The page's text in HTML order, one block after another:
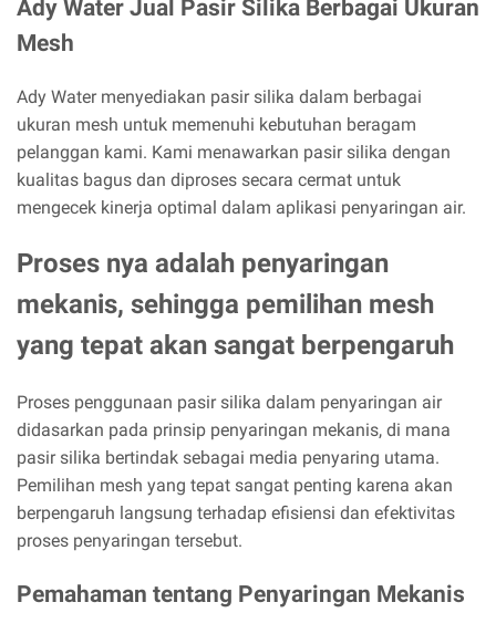
Ady Water Jual Pasir Silika Berbagai Ukuran
Mesh
Ady Water menyediakan pasir silika dalam berbagai
ukuran mesh untuk memenuhi kebutuhan beragam
pelanggan kami. Kami menawarkan pasir silika dengan
kualitas bagus dan diproses secara cermat untuk
mengecek kinerja optimal dalam aplikasi penyaringan air.
Proses nya adalah penyaringan
mekanis, sehingga pemilihan mesh
yang tepat akan sangat berpengaruh
Proses penggunaan pasir silika dalam penyaringan air
didasarkan pada prinsip penyaringan mekanis, di mana
pasir silika bertindak sebagai media penyaring utama.
Pemilihan mesh yang tepat sangat penting karena akan
berpengaruh langsung terhadap efisiensi dan efektivitas
proses penyaringan tersebut.
Pemahaman tentang Penyaringan Mekanis